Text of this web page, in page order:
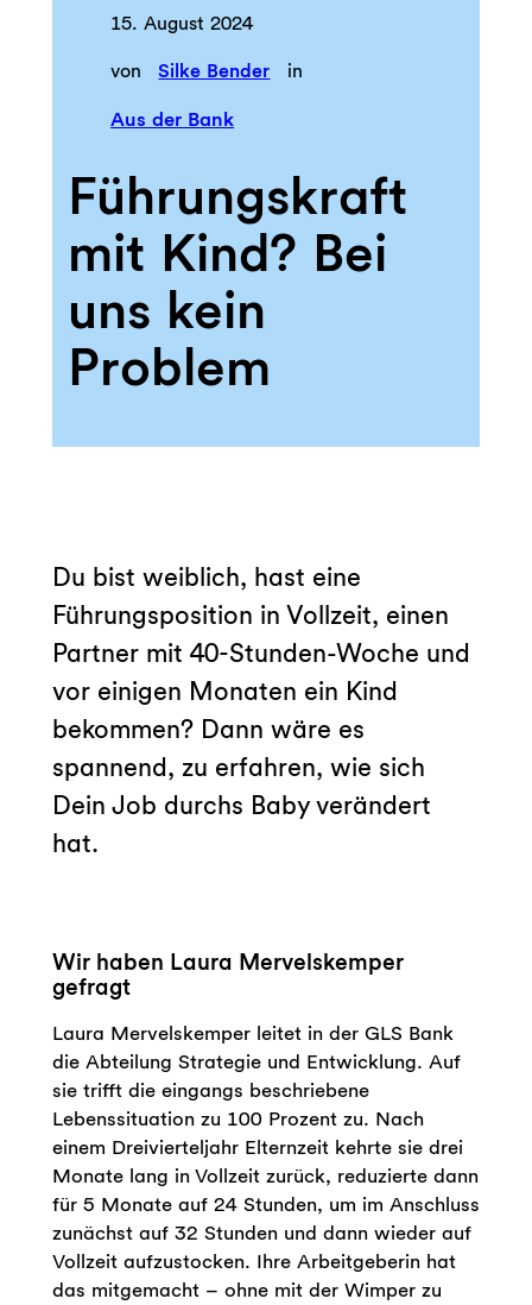
15. August 2024
von Silke Bender in
Aus der Bank
Führungskraft
mit Kind? Bei
uns kein
Problem
Du bist weiblich, hast eine
Führungsposition in Vollzeit, einen
Partner mit 40-Stunden-Woche und
vor einigen Monaten ein Kind
bekommen? Dann wäre es
spannend, zu erfahren, wie sich
Dein Job durchs Baby verändert
hat.
Wir haben Laura Mervelskemper
gefragt
Laura Mervelskemper leitet in der GLS Bank
die Abteilung Strategie und Entwicklung. Auf
sie trifft die eingangs beschriebene
Lebenssituation zu 100 Prozent zu. Nach
einem Dreivierteljahr Elternzeit kehrte sie drei
Monate lang in Vollzeit zurück, reduzierte dann
für 5 Monate auf 24 Stunden, um im Anschluss
zunächst auf 32 Stunden und dann wieder auf
Vollzeit aufzustocken. Ihre Arbeitgeberin hat
das mitgemacht – ohne mit der Wimper zu